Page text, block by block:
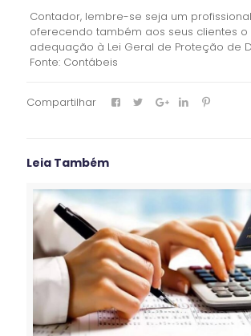
Contador, lembre-se seja um
oferecendo também aos seus clientes
adequação à Lei Geral de Proteção de
Fonte: Contábeis
Compartilhar
Leia Também